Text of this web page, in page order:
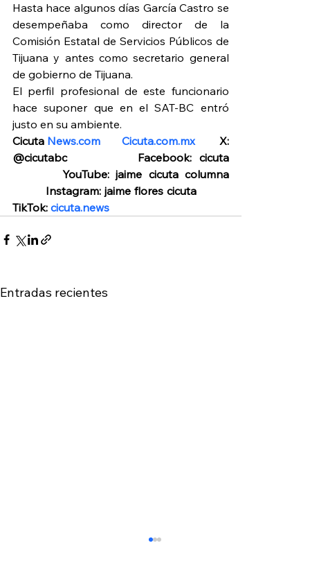
Hasta hace algunos días García Castro se
desempeñaba como director de la
Comisión Estatal de Servicios Públicos de
Tijuana y antes como secretario general
de gobierno de Tijuana.
El perfil profesional de este funcionario
hace suponer que en el SAT-BC entró
justo en su ambiente.
Cicuta News.com Cicuta.com.mx X:
@cicutabc          Facebook: cicuta
YouTube: jaime cicuta columna
Instagram: jaime flores cicuta
TikTok: cicuta.news
Entradas recientes